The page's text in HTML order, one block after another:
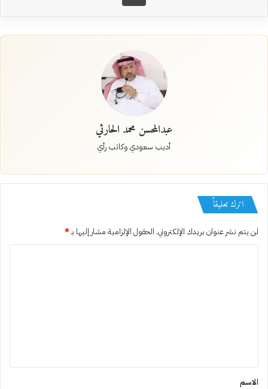
عبدالمحسن محمد الحارثي
أديب سعودي وكاتب رأي
اترك تعليقاً
لن يتم نشر عنوان بريدك الإلكتروني. الحقول الإلزامية مشار إليها بـ*
*
الاسم